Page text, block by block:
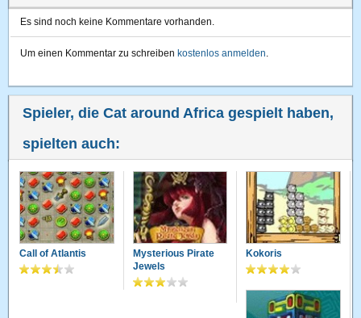
Es sind noch keine Kommentare vorhanden.
Um einen Kommentar zu schreiben kostenlos anmelden.
Spieler, die Cat around Africa gespielt haben,
spielten auch:
Call of Atlantis
Mysterious Pirate
Jewels
Kokoris